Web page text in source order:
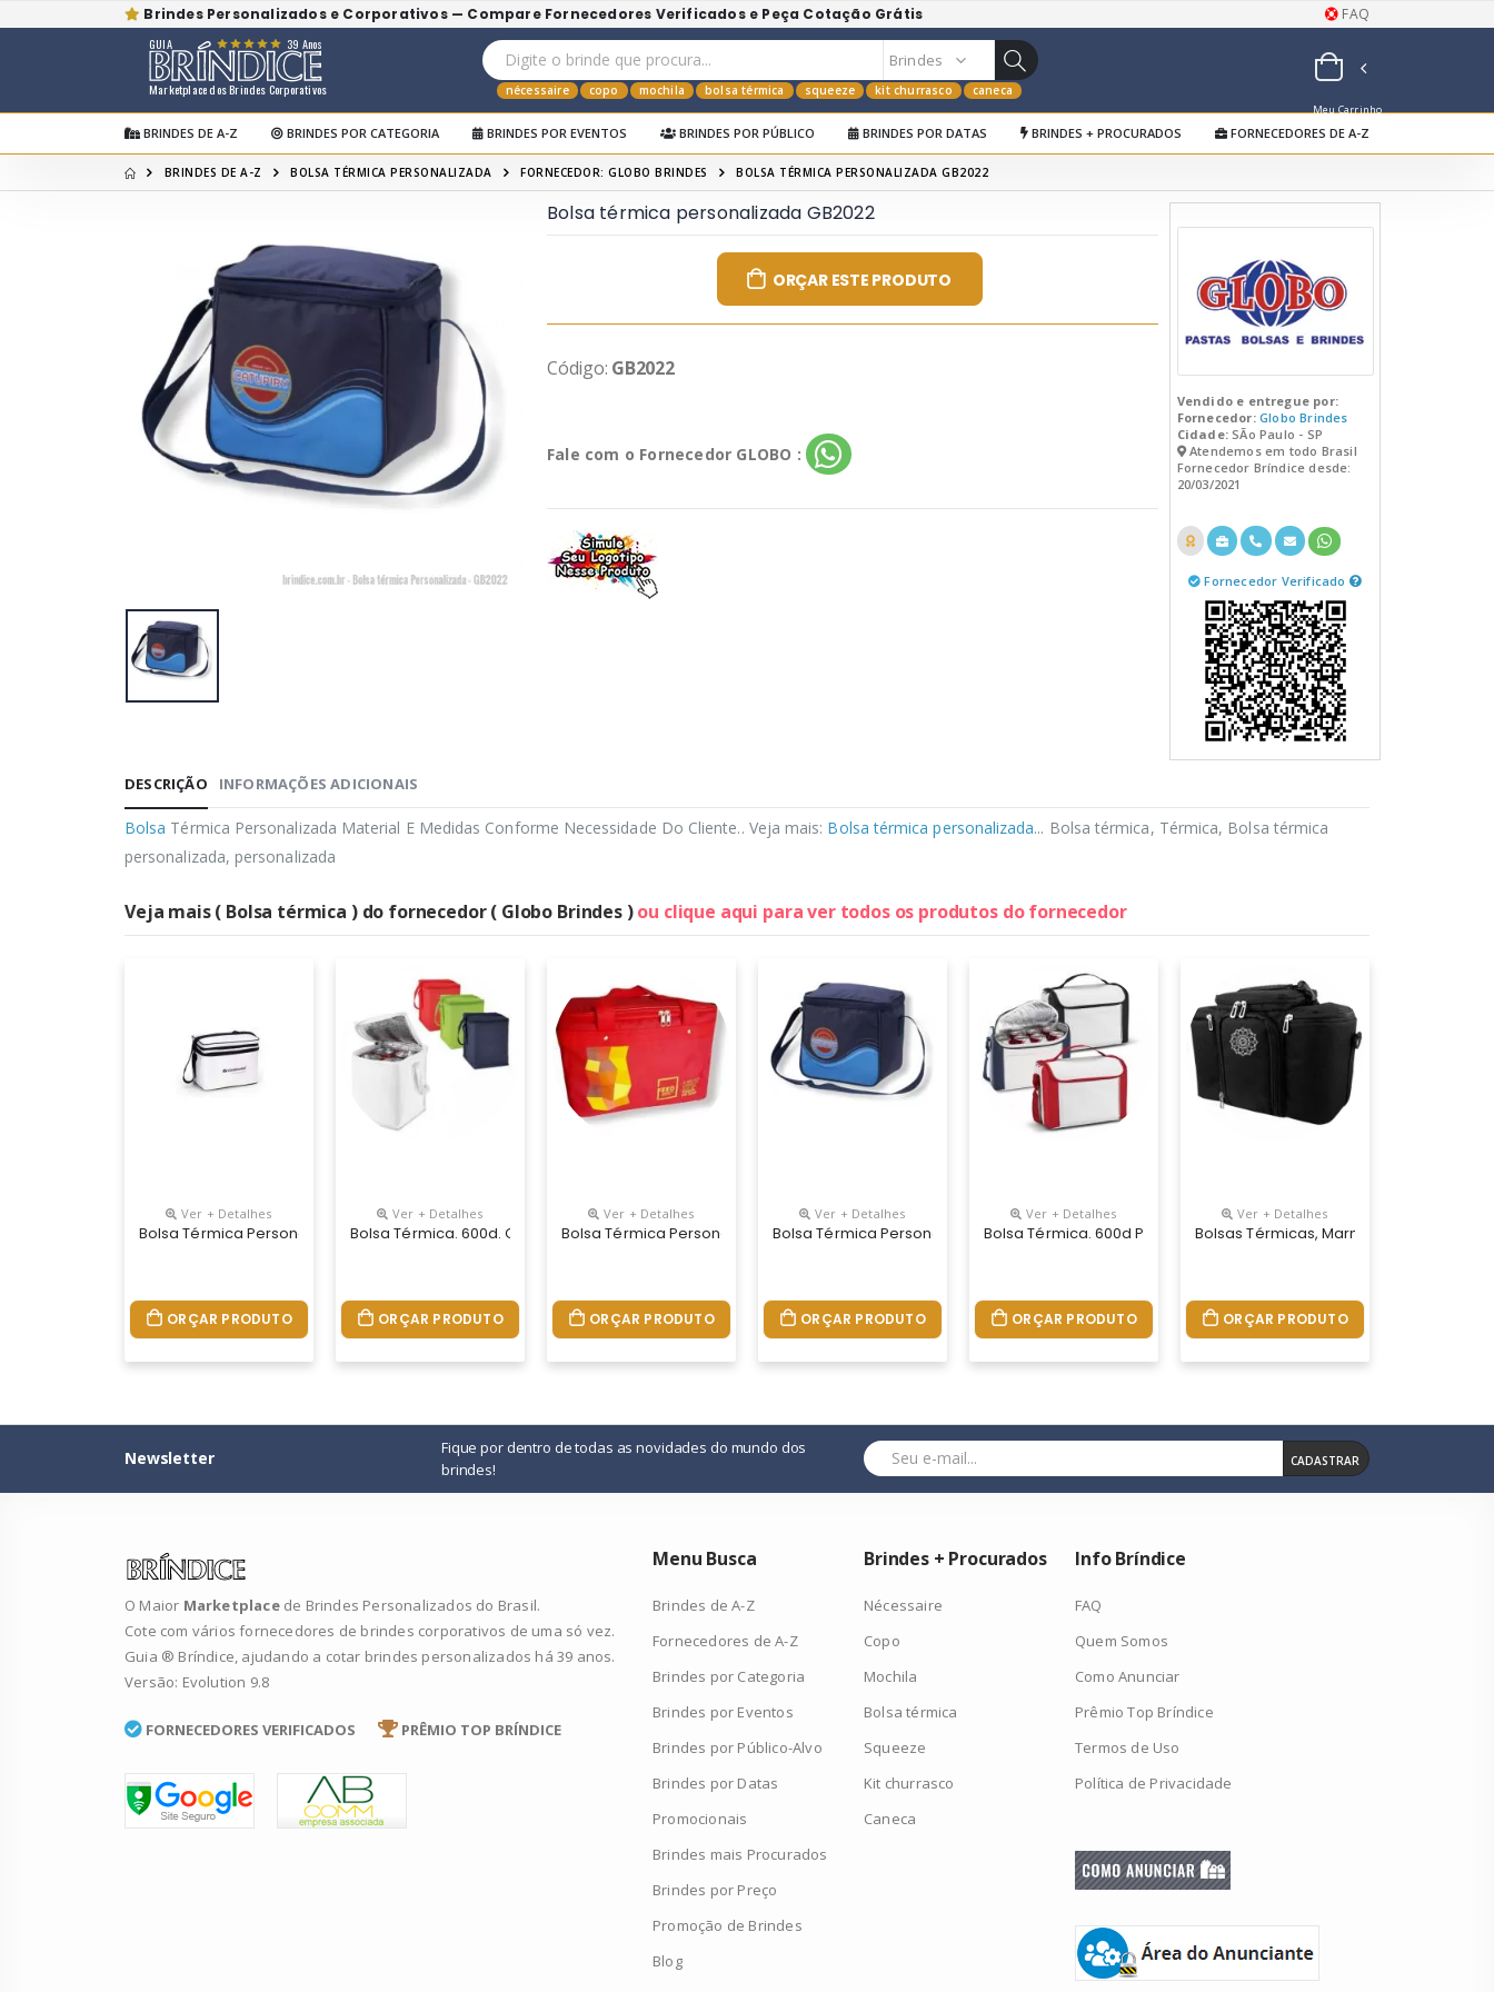
Brindes Personalizados e Corporativos — Compare Fornecedores Verificados e Peça Cotação Grátis FAQ
Marketplace dos Brindes Corporativos
GUIA 39 Anos
nécessaire copo mochila bolsa térmica squeeze kit churrasco caneca
Meu Carrinho
de Orçamentos
BRINDES DE A-Z BRINDES POR CATEGORIA BRINDES POR EVENTOS BRINDES POR PÚBLICO BRINDES POR DATAS BRINDES + PROCURADOS FORNECEDORES DE A-Z
BRINDES DE A-Z BOLSA TÉRMICA PERSONALIZADA FORNECEDOR: GLOBO BRINDES BOLSA TÉRMICA PERSONALIZADA GB2022
Bolsa térmica personalizada GB2022
ORÇAR ESTE PRODUTO
Código: GB2022
Fale com o Fornecedor GLOBO :
Vendido e entregue por:
Fornecedor: Globo Brindes
Cidade:SÃo Paulo - SP
Atendemos em todo Brasil
Fornecedor Bríndice desde:
20/03/2021
Fornecedor Verificado
DESCRIÇÃO INFORMAÇÕES ADICIONAIS
Bolsa Térmica Personalizada Material E Medidas Conforme Necessidade Do Cliente.. Veja mais: Bolsa térmica personalizada... Bolsa térmica, Térmica, Bolsa térmica
personalizada, personalizada
Veja mais ( Bolsa térmica ) do fornecedor ( Globo Brindes )ou clique aqui para ver todos os produtos do fornecedor
Ver + Detalhes
Bolsa Térmica Personalizada Material E Medidas Conforme Necessidade Do Cliente.
ORÇAR PRODUTO
Ver + Detalhes
Bolsa Térmica. 600d. Capacidade Até 4 Litros. Food Grade. 150 X 190 X 150 Mm
ORÇAR PRODUTO
Ver + Detalhes
Bolsa Térmica Personalizada Material E Medidas Conforme Necessidade Do Cliente.
ORÇAR PRODUTO
Ver + Detalhes
Bolsa Térmica Personalizada Material E Medidas Conforme Necessidade Do Cliente.
ORÇAR PRODUTO
Ver + Detalhes
Bolsa Térmica. 600d Personalizada. Com Alça Ajustável Em Webbing
ORÇAR PRODUTO
Ver + Detalhes
Bolsas Térmicas, Marmita,
ORÇAR PRODUTO
Newsletter
Fique por dentro de todas as novidades do mundo dos
brindes!
CADASTRAR
O Maior Marketplace de Brindes Personalizados do Brasil.
Cote com vários fornecedores de brindes corporativos de uma só vez.
Guia ® Bríndice, ajudando a cotar brindes personalizados há 39 anos.
Versão: Evolution 9.8
FORNECEDORES VERIFICADOS PRÊMIO TOP BRÍNDICE
Menu Busca
Brindes de A-Z
Fornecedores de A-Z
Brindes por Categoria
Brindes por Eventos
Brindes por Público-Alvo
Brindes por Datas
Promocionais
Brindes mais Procurados
Brindes por Preço
Promoção de Brindes
Blog
Brindes + Procurados
Nécessaire
Copo
Mochila
Bolsa térmica
Squeeze
Kit churrasco
Caneca
Info Bríndice
FAQ
Quem Somos
Como Anunciar
Prêmio Top Bríndice
Termos de Uso
Política de Privacidade